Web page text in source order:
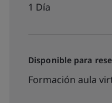
1 Día
Disponible para
Formación aula